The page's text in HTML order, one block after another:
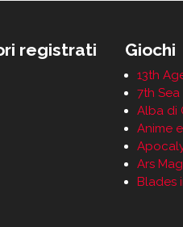
registrati Giochi
13th
7th Sea
Alba di
Anime
Ars
Blades